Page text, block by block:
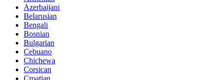
Azerbaijani
Belarusian
Bengali
Bosnian
Bulgarian
Cebuano
Chichewa
Corsican